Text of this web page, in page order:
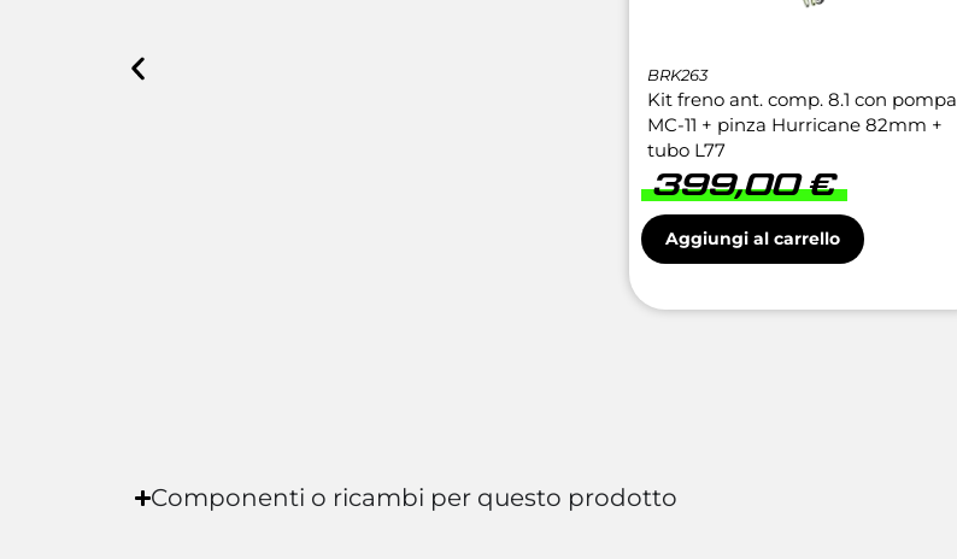
BRK263
Kit freno ant. comp. 8.1 con pompa
MC-11 + pinza Hurricane 82mm +
tubo L77
399,00€
Aggiungi al carrello
Componenti o ricambi per questo prodotto